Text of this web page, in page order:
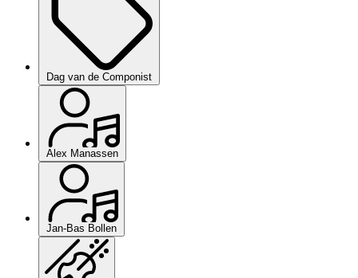
Dag van de Componist
Alex Manassen
Jan-Bas Bollen